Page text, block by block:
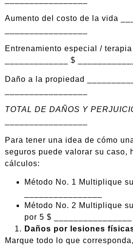
Aumento del costo de la vida
Entrenamiento especial / terapia
_____________ $
Daño a la propiedad
TOTAL DE DAÑOS Y
Para tener una idea de cómo
seguros puede valorar su caso,
cálculos:
Método No. 1 Multiplique
Método No. 2 Multiplique
por 5 $ ________________
Daños por lesiones
Marque todo lo que